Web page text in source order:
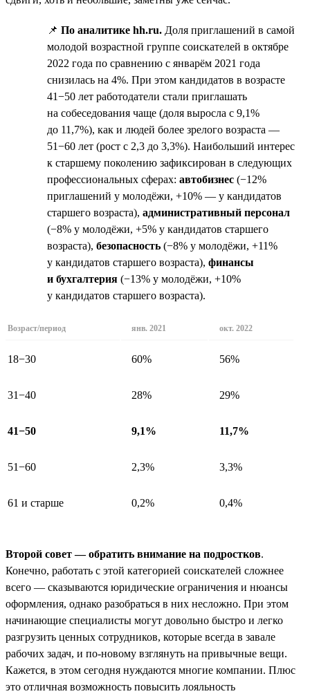
📌 По аналитике hh.ru. Доля приглашений в самой
молодой возрастной группе соискателей в октябре
2022 года по сравнению с январём 2021 года
снизилась на 4%. При этом кандидатов в возрасте
41−50 лет работодатели стали приглашать
на собеседования чаще (доля выросла с 9,1%
до 11,7%), как и людей более зрелого возраста —
51−60 лет (рост с 2,3 до 3,3%). Наибольший интерес
к старшему поколению зафиксирован в следующих
профессиональных сферах: автобизнес (−12%
приглашений у молодёжи, +10% — у кандидатов
старшего возраста), административный персонал
(−8% у молодёжи, +5% у кандидатов старшего
возраста), безопасность (−8% у молодёжи, +11%
у кандидатов старшего возраста), финансы
и бухгалтерия (−13% у молодёжи, +10%
у кандидатов старшего возраста).
Возраст/период янв. 2021 окт. 2022
18−30 60% 56%
31−40 28% 29%
41−50 9,1% 11,7%
51−60 2,3% 3,3%
61 и старше 0,2% 0,4%
Второй совет — обратить внимание на подростков.
Конечно, работать с этой категорией соискателей сложнее
всего — сказываются юридические ограничения и нюансы
оформления, однако разобраться в них несложно. При этом
начинающие специалисты могут довольно быстро и легко
разгрузить ценных сотрудников, которые всегда в завале
рабочих задач, и по-новому взглянуть на привычные вещи.
Кажется, в этом сегодня нуждаются многие компании. Плюс
это отличная возможность повысить лояльность